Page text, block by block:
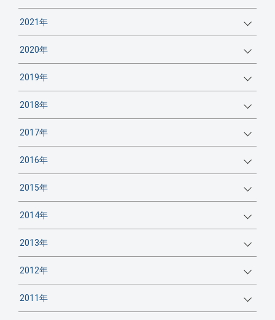
2021年
2020年
2019年
2018年
2017年
2016年
2015年
2014年
2013年
2012年
2011年